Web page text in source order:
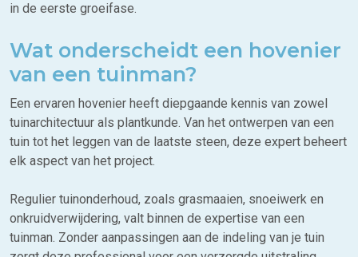
in de eerste groeifase.
Wat onderscheidt een hovenier
van een tuinman?
Een ervaren hovenier heeft diepgaande kennis van zowel
tuinarchitectuur als plantkunde. Van het ontwerpen van een
tuin tot het leggen van de laatste steen, deze expert beheert
elk aspect van het project.
Regulier tuinonderhoud, zoals grasmaaien, snoeiwerk en
onkruidverwijdering, valt binnen de expertise van een
tuinman. Zonder aanpassingen aan de indeling van je tuin